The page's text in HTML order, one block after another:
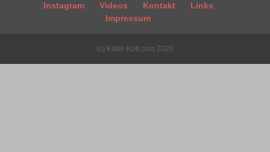
Instagram
Videos Kontakt
Links
Impressum
(c) Käfer-Kult.com 2025